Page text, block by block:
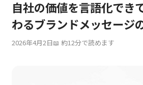
サービス
事例紹介
自社の価値を言語化でき
わるブランドメッセージ
2026年4月2日 約12分で読めます